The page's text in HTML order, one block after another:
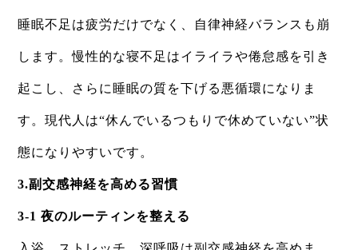
睡眠不足は疲労だけでなく、自律神経バランスも崩
します。慢性的な寝不足はイライラや倦怠感を引き
起こし、さらに睡眠の質を下げる悪循環になりま
す。現代人は“休んでいるつもりで休めていない”状
態になりやすいです。
3.副交感神経を高める習慣
3-1 夜のルーティンを整える